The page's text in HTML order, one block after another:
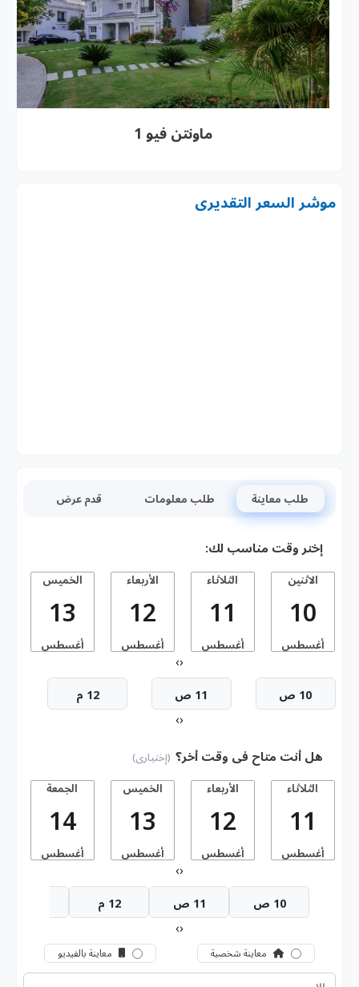
ماونتن فيو 1
موشر السعر التقديرى
طلب معاينة طلب معلومات قدم عرض
إختر وقت مناسب لك:
الاثنين
10
أغسطس
الثلاثاء
11
أغسطس
الأربعاء
12
أغسطس
الخميس
13
أغسطس
‹
›
10 ص 11 ص 12 م
‹
›
هل أنت متاح فى وقت أخر؟ (إختيارى)
الثلاثاء
11
أغسطس
الأربعاء
12
أغسطس
الخميس
13
أغسطس
الجمعة
14
أغسطس
‹
›
10 ص 11 ص 12 م
‹
›
معاينة شخصية معاينة بالفيديو